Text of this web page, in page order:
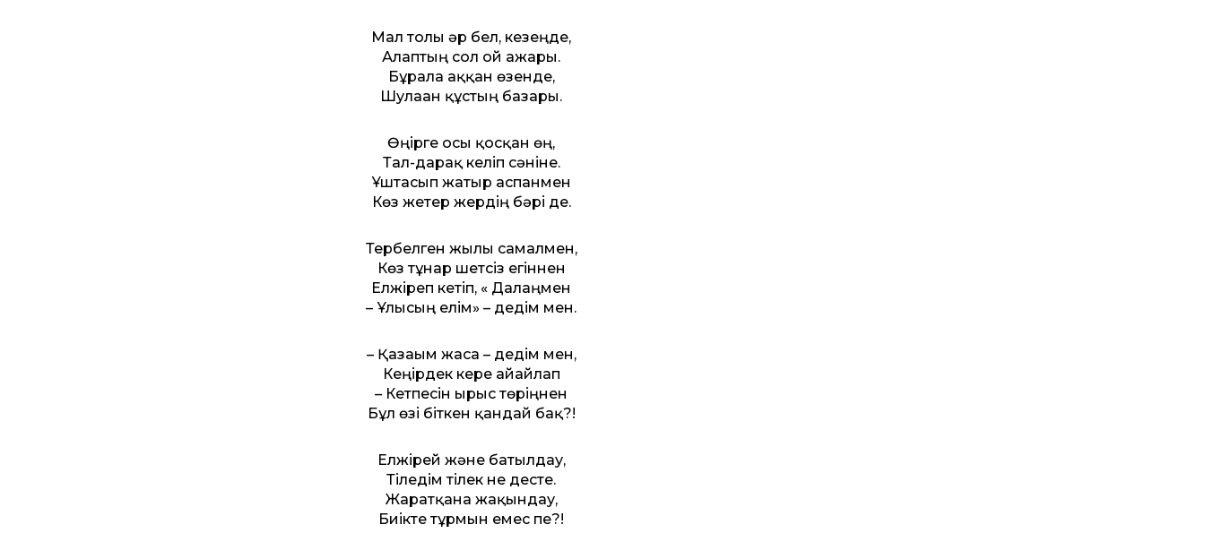
Мал толы әр бел, кезеңде,
Алаптың сол ғой ажары.
Бұрала аққан өзенде,
Шулаған құстың базары.
Өңірге осы қосқан өң,
Тал-дарақ келіп сәніне.
Ұштасып жатыр аспанмен
Көз жетер жердің бәрі де.
Тербелген жылы самалмен,
Көз тұнар шетсіз егіннен
Елжіреп кетіп, « Далаңмен
– Ұлысың елім» – дедім мен.
– Қазағым жаса – дедім мен,
Кеңірдек кере айғайлап
– Кетпесін ырыс төріңнен
Бұл өзі біткен қандай бақ?!
Елжірей және батылдау,
Тіледім тілек не десте.
Жаратқанға жақындау,
Биікте тұрмын емес пе?!